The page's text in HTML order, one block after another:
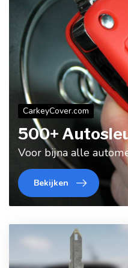
CarkeyCover.com
500+
Voor bijna alle
Bekijken